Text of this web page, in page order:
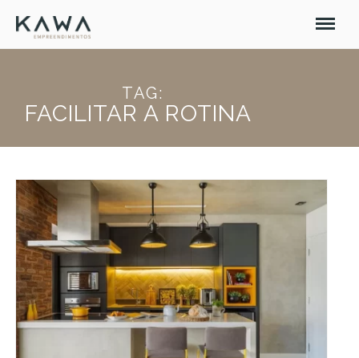
TAG:
FACILITAR A ROTINA